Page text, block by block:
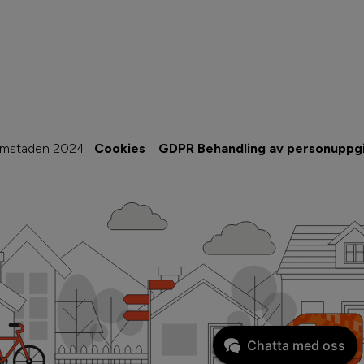
2024 Cookies GDPR Behandling av
Chatta med oss